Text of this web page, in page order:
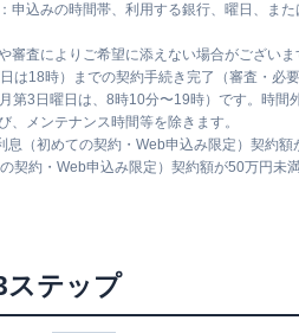
申込みの時間帯、利用する銀行、曜日、ま
査によりご希望に添えない場合がございま
は18時）までの契約手続き完了（審査・必
第3日曜日は、8時10分〜19時）です。時
メンテナンス時間等を除きます。
（初めての契約・Web申込み限定）契約
契約・Web申込み限定）契約額が50万円未
ステップ